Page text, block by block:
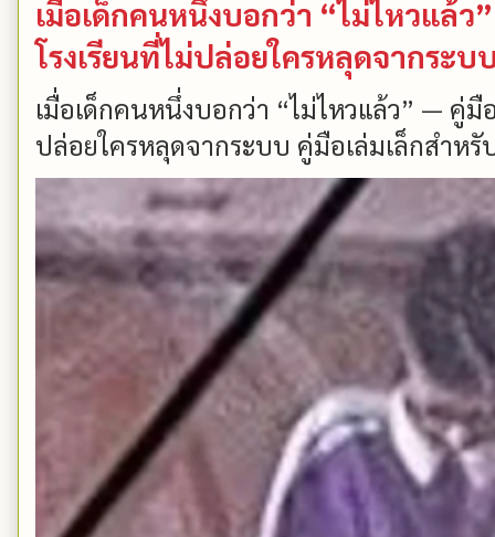
เมื่อเด็กคนหนึ่งบอกว่า “ไม่ไหวแล้
โรงเรียนที่ไม่ปล่อยใครหลุดจากระบ
เมื่อเด็กคนหนึ่งบอกว่า “ไม่ไหวแล้ว” — คู่
ปล่อยใครหลุดจากระบบ คู่มือเล่มเล็กสำหรั